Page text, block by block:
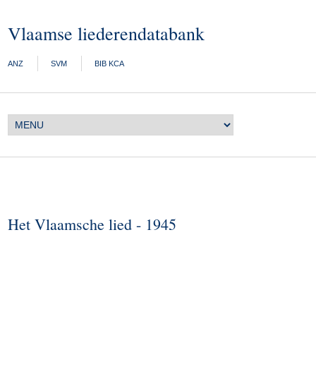
Vlaamse liederendatabank
ANZ SVM BIB KCA
Het Vlaamsche lied - 1945